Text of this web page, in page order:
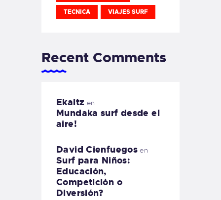
TECNICA VIAJES SURF
Recent Comments
Ekaitz en
Mundaka surf desde el
aire!
David Cienfuegos en
Surf para Niños:
Educación,
Competición o
Diversión?